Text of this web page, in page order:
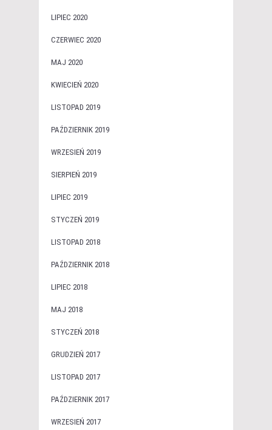
LIPIEC 2020
CZERWIEC 2020
MAJ 2020
KWIECIEŃ 2020
LISTOPAD 2019
PAŹDZIERNIK 2019
WRZESIEŃ 2019
SIERPIEŃ 2019
LIPIEC 2019
STYCZEŃ 2019
LISTOPAD 2018
PAŹDZIERNIK 2018
LIPIEC 2018
MAJ 2018
STYCZEŃ 2018
GRUDZIEŃ 2017
LISTOPAD 2017
PAŹDZIERNIK 2017
WRZESIEŃ 2017